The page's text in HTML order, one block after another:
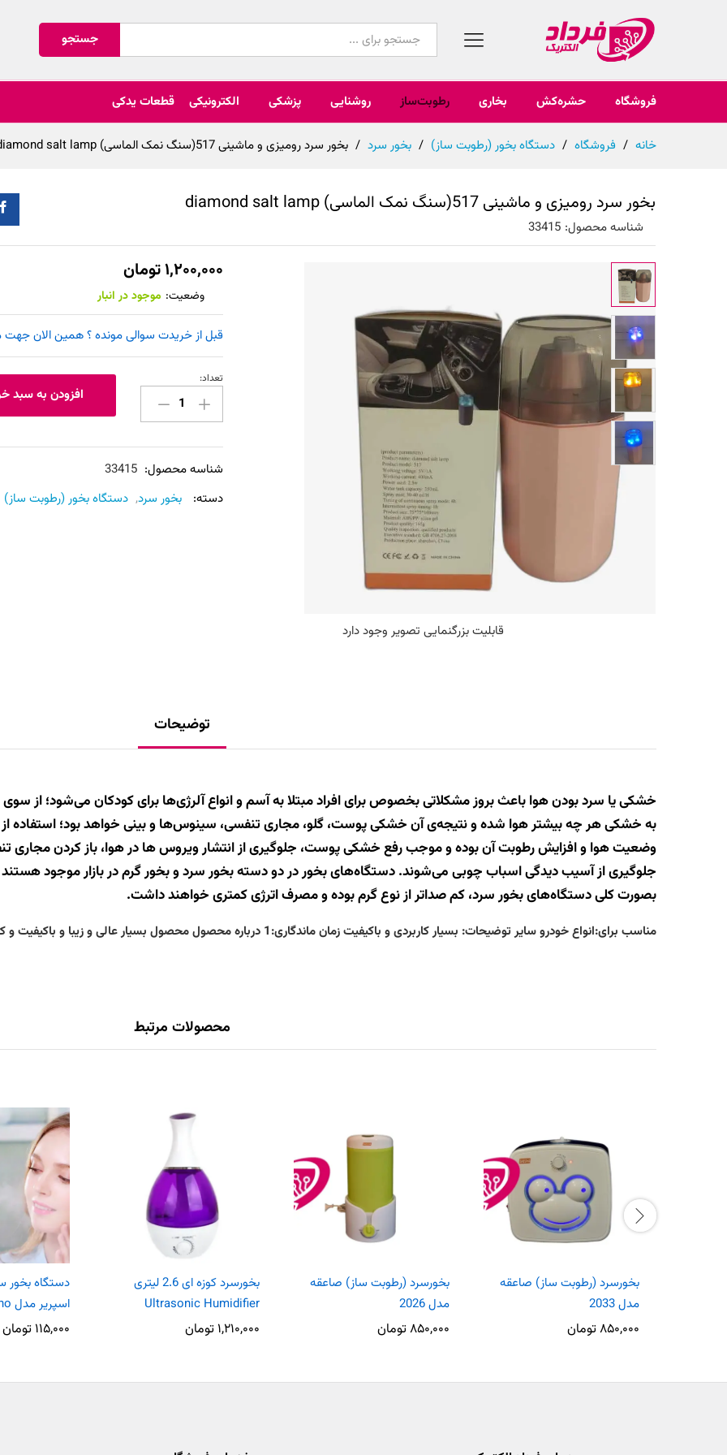
همه محصولات جستجو
فروشگاه حشره‌کش بخاری رطوبت‌ساز روشنایی پزشکی الکترونیکی قطعات یدکی
خانه / فروشگاه / دستگاه بخور (رطوبت ساز) / بخور سرد / بخور سرد رومیزی و ماشینی 517(سنگ نمک الماسی) diamond salt lamp
بخور سرد رومیزی و ماشینی 517(سنگ نمک الماسی) diamond salt lamp
شناسه محصول: 33415
قابلیت بزرگنمایی تصویر وجود دارد
۱,۲۰۰,۰۰۰تومان
وضعیت: موجود در انبار
قبل از خریدت سوالی مونده ؟ همین الان جهت مشاوره
بخور
سرد
رومیزی
و
ماشینی
تعداد:
افزودن به سبد
شناسه محصول: 33415
دسته:
بخور سرد, دستگاه بخور (رطوبت ساز)
توضیحات
خشکی یا سرد بودن هوا باعث بروز مشکلاتی بخصوص برای افراد مبتلا به آسم و انواع آلرژی‌ها برای کودکان می‌شود؛ از
به خشکی هر چه بیشتر هوا شده و نتیجه‌ی آن خشکی پوست، گلو، مجاری تنفسی، سینوس‌ها و بینی خواهد بود؛ استفاده از
وضعیت هوا و افزایش رطوبت آن بوده و موجب رفع خشکی پوست، جلوگیری از انتشار ویروس ها در هوا، باز کردن مجاری
جلوگیری از آسیب دیدگی اسباب چوبی می‌شوند. دستگاه‌های بخور در دو دسته بخور سرد و بخور گرم در بازار موجود
بصورت کلی دستگاه‌های بخور سرد، کم صداتر از نوع گرم بوده و مصرف اترژی کمتری خواهند داشت.
مناسب برای:انواع خودرو سایر توضیحات: بسیار کاربردی و باکیفیت زمان ماندگاری:1 درباره محصول محصول بسیار عالی و زیبا و باکیفیت و کاربردی
محصولات مرتبط
بخورسرد (رطوبت ساز) صاعقه
مدل 2033
۸۵۰,۰۰۰تومان
بخورسرد (رطوبت ساز) صاعقه
مدل 2026
۸۵۰,۰۰۰تومان
بخورسرد کوزه ای 2.6 لیتری
Ultrasonic Humidifier
۱,۲۱۰,۰۰۰ تومان
دستگاه بخور
اسپریر مدل Nano
۱۱۵,۰۰۰ تومان